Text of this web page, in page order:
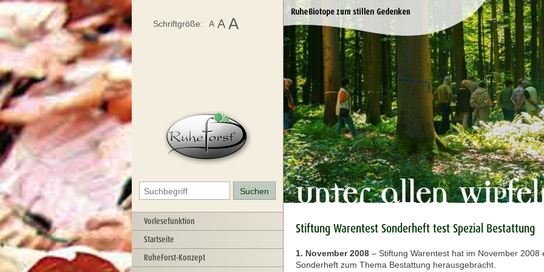
Vorlesefunktion
Startseite
RuheForst-Konzept
Schriftgröße: A A A
Stiftung Warentest Sonderheft test Spezial Bestattung
1. November 2008 – Stiftung Warentest hat im November 2008
Sonderheft zum Thema Bestattung herausgebracht.